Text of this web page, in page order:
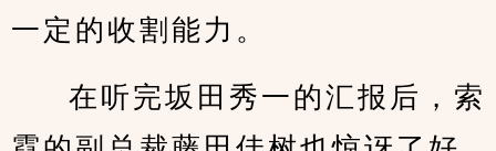
一定的收割能力。
在听完坂田秀一的汇报后，索